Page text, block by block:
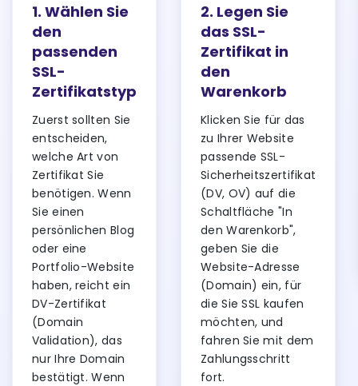
1. Wählen Sie
den
passenden
SSL-
Zertifikatstyp
Zuerst sollten Sie
entscheiden,
welche Art von
Zertifikat Sie
benötigen. Wenn
Sie einen
persönlichen Blog
oder eine
Portfolio-Website
haben, reicht ein
DV-Zertifikat
(Domain
Validation), das
nur Ihre Domain
bestätigt. Wenn
2. Legen Sie
das SSL-
Zertifikat in
den
Warenkorb
Klicken Sie für das
zu Ihrer Website
passende SSL-
Sicherheitszertifikat
(DV, OV) auf die
Schaltfläche "In
den Warenkorb",
geben Sie die
Website-Adresse
(Domain) ein, für
die Sie SSL kaufen
möchten, und
fahren Sie mit dem
Zahlungsschritt
fort.